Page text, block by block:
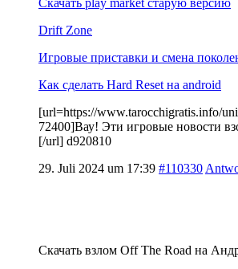
Drift Zone
Игровые приставки и смена
Как сделать Hard Reset на android
[url=https://www.tarocchigratis.info/
72400]Вау! Эти игровые новости
[/url] d920810
29. Juli 2024 um 17:39 #110330
Скачать взлом Off The Road на